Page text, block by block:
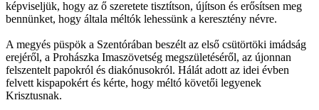
képviseljük, hogy az ő szeretete tisztítson, újítson és erősítsen meg
bennünket, hogy általa méltók lehessünk a keresztény névre.
A megyés püspök a Szentórában beszélt az első csütörtöki imádság
erejéről, a Prohászka Imaszövetség megszületéséről, az újonnan
felszentelt papokról és diakónusokról. Hálát adott az idei évben
felvett kispapokért és kérte, hogy méltó követői legyenek
Krisztusnak.